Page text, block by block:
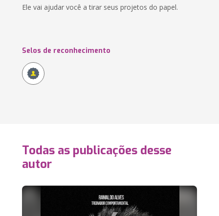
Ele vai ajudar você a tirar seus projetos do papel.
Selos de reconhecimento
Todas as publicações desse
autor